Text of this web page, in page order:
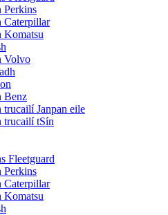
Perkins
Caterpillar
Komatsu
Volvo
Benz
trucailí Janpan eile
trucailí tSín
Fleetguard
Perkins
Caterpillar
Komatsu